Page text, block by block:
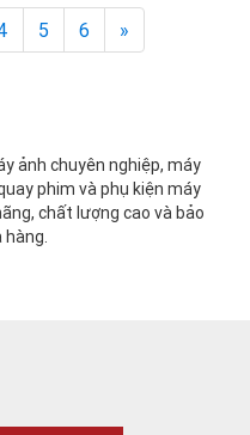
5 6 »
ảnh chuyên nghiệp, máy
phim và phụ kiện máy
chất lượng cao và bảo